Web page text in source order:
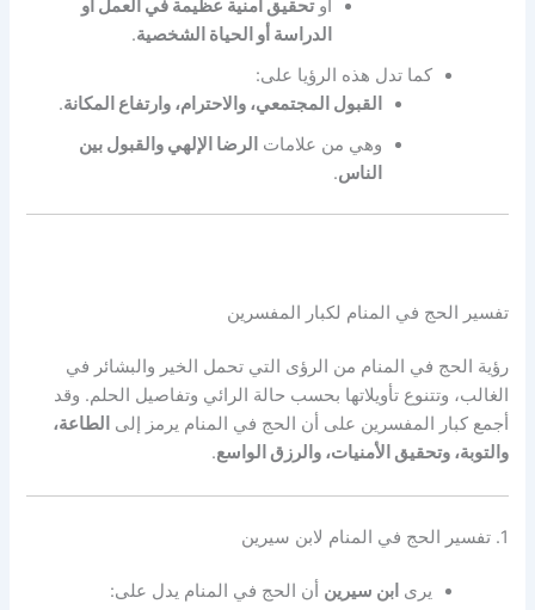
أوتحقيق أمنية عظيمة في العمل أو
الدراسة أو الحياة الشخصية.
كما تدل هذه الرؤيا على:
القبول المجتمعي، والاحترام، وارتفاع المكانة.
وهي من علامات الرضا الإلهي والقبول بين
الناس.
تفسير الحج في المنام لكبار المفسرين
رؤية الحج في المنام من الرؤى التي تحمل الخير والبشائر في
الغالب، وتتنوع تأويلاتها بحسب حالة الرائي وتفاصيل الحلم. وقد
أجمع كبار المفسرين على أن الحج في المنام يرمز إلى الطاعة،
والتوبة، وتحقيق الأمنيات، والرزق الواسع.
1. تفسير الحج في المنام لابن سيرين
يرى ابن سيرين أن الحج في المنام يدل على: